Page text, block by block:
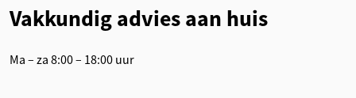
Vakkundig advies aan huis
Ma – za 8:00 – 18:00 uur